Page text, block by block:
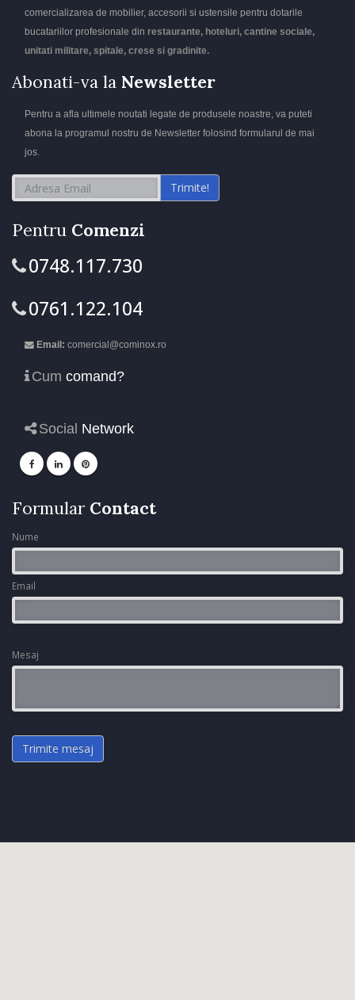
comercializarea de mobilier, accesorii si ustensile pentru dotarile
bucatariilor profesionale din restaurante, hoteluri, cantine sociale,
unitati militare, spitale, crese si gradinite.
Abonati-va la Newsletter
Pentru a afla ultimele noutati legate de produsele noastre, va puteti
abona la programul nostru de Newsletter folosind formularul de mai
jos.
Trimite!
Pentru Comenzi
0748.117.730
0761.122.104
Email: comercial@cominox.ro
Cum comand?
Social Network
Formular Contact
Nume
Email
Mesaj